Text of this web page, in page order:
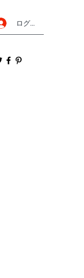
ログイン